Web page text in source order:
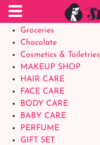
Food Supplements
Baby Foods
Groceries
Chocolate
Cosmetics & Toiletries
MAKEUP SHOP
HAIR CARE
FACE CARE
BODY CARE
BABY CARE
PERFUME
GIFT SET